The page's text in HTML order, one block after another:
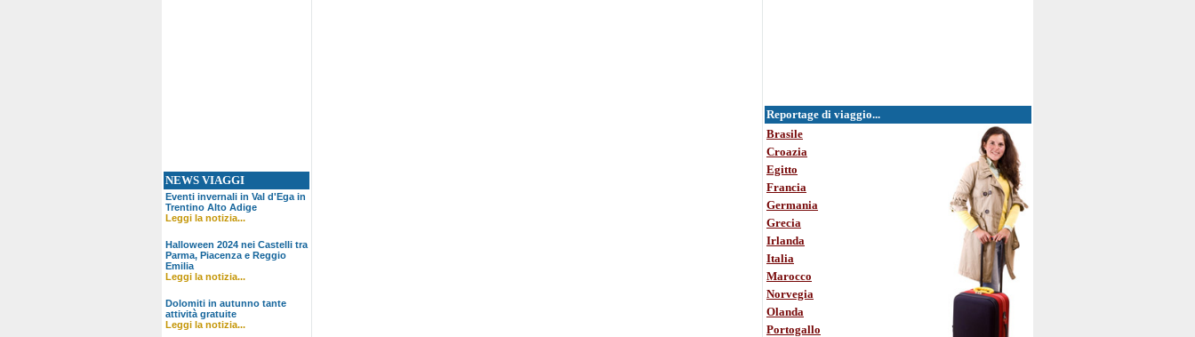
NEWS VIAGGI
Eventi invernali in Val d'Ega in
Trentino Alto Adige
Leggi la notizia...
Halloween 2024 nei Castelli tra
Parma, Piacenza e Reggio
Emilia
Leggi la notizia...
Dolomiti in autunno tante
attività gratuite
Leggi la notizia...
Reportage di viaggio...
Brasile
Croazia
Egitto
Francia
Germania
Grecia
Irlanda
Italia
Marocco
Norvegia
Olanda
Portogallo